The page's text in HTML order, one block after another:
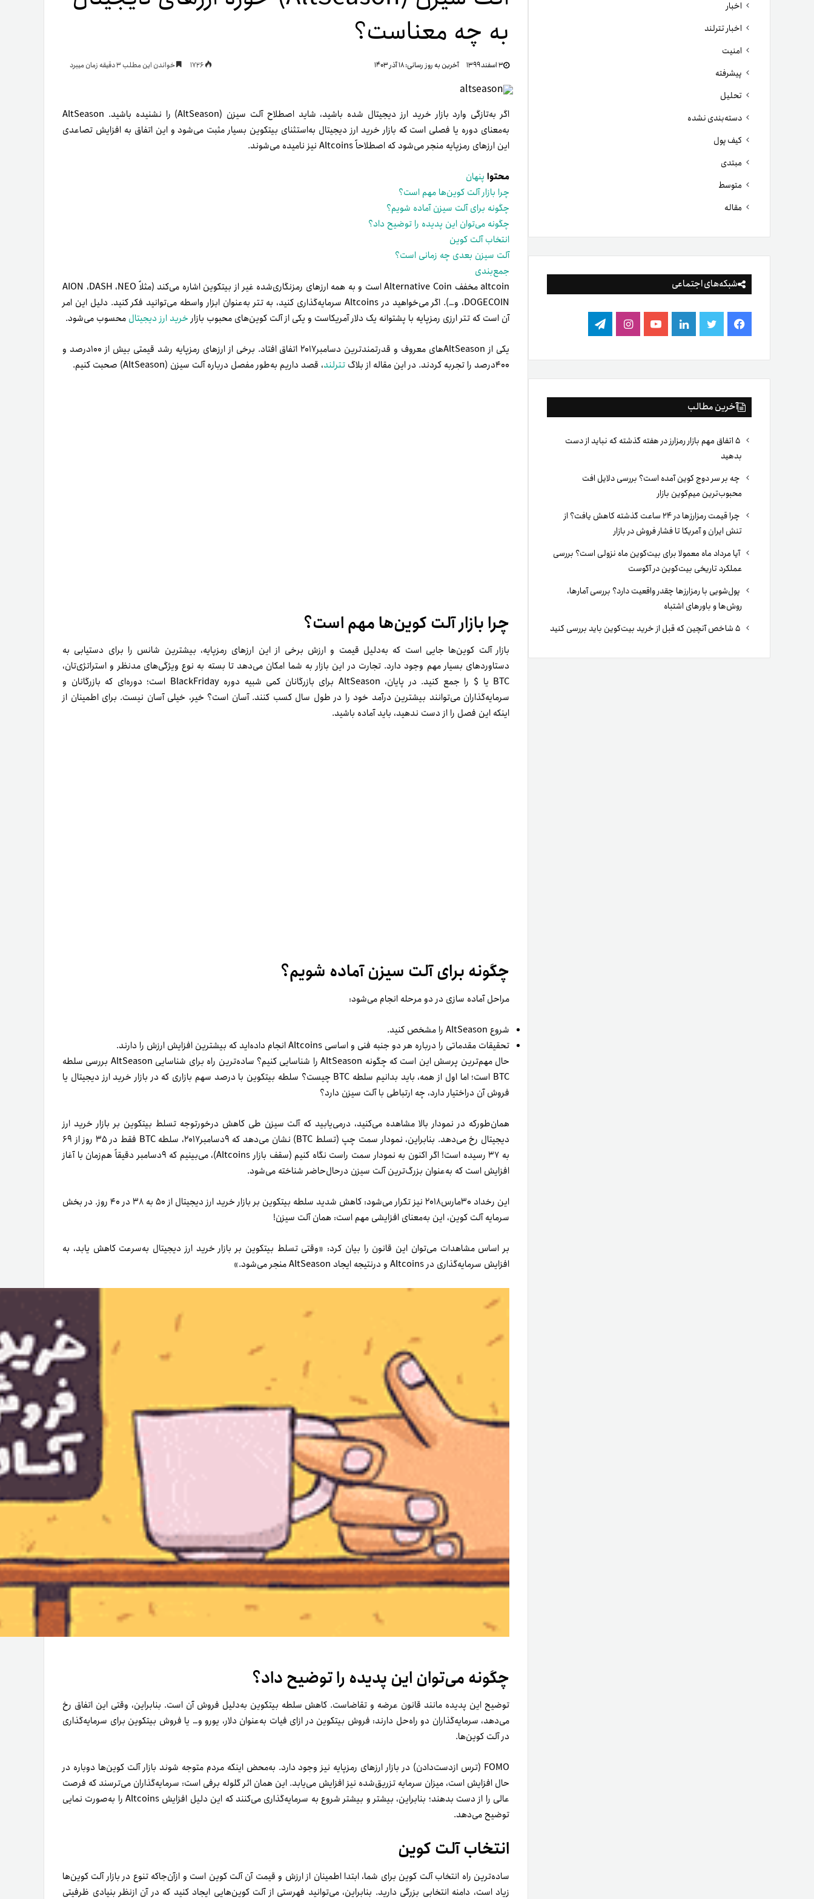
اخبار
اخبار تترلند
امنیت
پیشرفته
تحلیل
دسته‌بندی نشده
کیف پول
مبتدی
متوسط
مقاله
شبکه‌های اجتماعی
فیس
بوک
توییتر لینکدینیوتیوباینستاگرام
تلگرام
آخرین مطالب
۵ اتفاق مهم بازار رمزارز در هفته گذشته که نباید از دست
بدهید
چه بر سر دوج کوین آمده است؟ بررسی دلایل افت
محبوب‌ترین میم‌کوین بازار
چرا قیمت رمزارزها در ۲۴ ساعت گذشته کاهش یافت؟ از
تنش ایران و آمریکا تا فشار فروش در بازار
آیا مرداد ماه معمولا برای بیت‌کوین ماه نزولی است؟ بررسی
عملکرد تاریخی بیت‌کوین در آگوست
پول‌شویی با رمزارزها چقدر واقعیت دارد؟ بررسی آمارها،
روش‌ها و باورهای اشتباه
به چه معناست؟
۳ اسفند ۱۳۹۹ آخرین به روز رسانی:۱۸ آذر ۱۴۰۳ خواندن این مطلب 3 دقیقه زمان میبرد
اگر به‌تازگی وارد بازار خرید ارز دیجیتال شده باشید، شاید اصطلاح آلت سیزن (AltSeason) را نشنیده باشید. AltSeason
به‌معنای دوره یا فصلی است که بازار خرید ارز دیجیتال به‌استثنای بیتکوین بسیار مثبت می‌شود و این اتفاق به افزایش تصاعدی
این ارزهای رمزپایه منجر می‌شود که اصطلاحاً Altcoins نیز نامیده می‌شوند.
محتوا پنهان
چرا بازار آلت کوین‌ها مهم است؟
چگونه برای آلت سیزن آماده شویم؟
چگونه می‌توان این پدیده را توضیح داد؟
انتخاب آلت کوین
آلت سیزن بعدی چه زمانی است؟
جمع‌بندی
altcoin مخفف Alternative Coin است و به همه ارزهای رمزنگاری‌شده غیر از بیتکوین اشاره می‌کند (مثلاً AION ،‌DASH ،‌NEO
،‌DOGECOIN و…). اگر می‌خواهید در Altcoins سرمایه‌گذاری کنید، به تتر به‌عنوان ابزار واسطه می‌توانید فکر کنید. دلیل این امر
آن است که تتر ارزی رمزپایه با پشتوانه یک دلار آمریکاست و یکی از آلت کوین‌های محبوب‌ بازارخرید ارز دیجیتال محسوب می‌شود.
یکی از AltSeason‌های معروف و قدرتمندترین دسامبر۲۰۱۷ اتفاق افتاد. برخی از ارزهای رمزپایه رشد قیمتی بیش از ۱۰۰درصد و
۴۰۰درصد را تجربه کردند. در این مقاله از بلاگ
تترلند، قصد داریم به‌طور مفصل درباره آلت سیزن‌ (AltSeason) صحبت کنیم.
افزایش است که به‌عنوان بزرگ‌ترین آلت سیزن در‌حال‌حاضر شناخته می‌شود.
بر اساس مشاهدات می‌توان این قانون را بیان کرد: «وقتی تسلط بیتکوین بر بازار خرید ارز دیجیتال به‌سرعت کاهش یابد، به
افزایش سرمایه‌گذاری در Altcoins و درنتیجه ایجاد AltSeason منجر می‌شود.»
چگونه می‌توان این پدیده را توضیح داد؟
توضیح این پدیده مانند قانون عرضه و تقاضاست. کاهش سلطه بیتکوین به‌دلیل فروش آن است. بنابراین، وقتی این اتفاق رخ
می‌دهد، سرمایه‌گذاران دو راه‌حل دارند: فروش بیتکوین در ازای فیات به‌عنوان دلار، یورو و… یا فروش بیتکوین برای سرمایه‌گذاری
در آلت کوین‌ها.
FOMO (ترس از‌دست‌دادن) در بازار ارزهای رمزپایه نیز وجود دارد. به‌محض اینکه مردم متوجه شوند بازار آلت کوین‌ها دوباره در
حال افزایش است، میزان سرمایه تزریق‌شده نیز افزایش می‌یابد. این همان اثر گلوله برفی است: سرمایه‌گذاران می‌ترسند که فرصت
عالی را از دست بدهند؛ بنابراین، بیشتر و بیشتر شروع به سرمایه‌گذاری می‌کنند که این دلیل افزایش Altcoins را به‌صورت نمایی
ساده‌ترین راه انتخاب آلت کوین برای شما، ابتدا اطمینان از ارزش و قیمت آن آلت کوین است و از‌آن‌جاکه تنوع در بازار آلت کوین‌ها
زیاد است، دامنه انتخابی بزرگی دارید. بنابراین، می‌توانید فهرستی از آلت کوین‌هایی ایجاد کنید که در آن از‌نظر بنیادی ظرفیتی
عالی می‌بینید. همچنین، در آن‌ها پیکربندی‌های چارمیست بسیار سرسخت را شناسایی می‌کنید.
برای این نوع استراتژی که ریسک دارد.
تعیین‌کردن زمانی برای وقوع آلت سیزن به‌طور دقیق وجود ندارد؛ چرا‌که کاملاً تحت‌تأثیر بازار خرید ارز دیجیتال است. همان‌طور‌که
گفته شد، این مسئله به میزان تسلط بیتکوین بر بازار نیز بستگی دارد.